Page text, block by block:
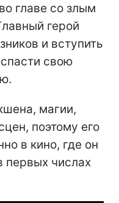
главе со злым
герой
и вступить
свою
магии,
поэтому его
в кино, где он
первых числах